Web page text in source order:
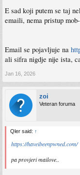
E sad koji putem se taj
emaili, nema pristup
Email se pojavljuje na
ali sifra nigdje nije ista,
Jan 16, 2026
zoi
Veteran foruma
Qler said: ↑
https://haveibeenpwned.com/
pa provjeri mailove..